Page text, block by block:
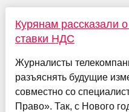
Курянам рассказали
ставки НДС
Журналисты
разъяснять будущие
совместно со
Право». Так, с Нового